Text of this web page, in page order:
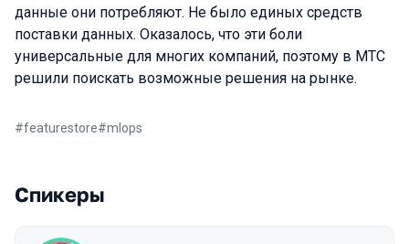
данные они потребляют. Не было единых средств
поставки данных. Оказалось, что эти боли
универсальные для многих компаний, поэтому в МТС
решили поискать возможные решения на рынке.
#featurestore#mlops
Спикеры